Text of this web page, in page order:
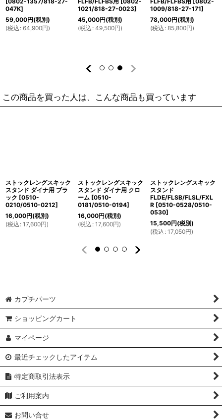
047K]
59,000円(税別)
(税込 : 64,900円)
1021/818-27-0023]
45,000円(税別)
(税込 : 49,500円)
1009/818-27-171]
78,000円(税別)
(税込 : 85,800円)
この商品を買った人は、こんな商品も買っています
ストックレングスキック
スタンド ダイナ用 ブラ
ック [0510-
0210/0510-0212]
16,000円(税別)
(税込 : 17,600円)
ストックレングスキック
スタンド ダイナ用 クロ
ーム [0510-
0181/0510-0194]
16,000円(税別)
(税込 : 17,600円)
ストックレングスキック
スタンド
FLDE/FLSB/FLSL/FXL
R [0510-0528/0510-
0530]
15,500円(税別)
(税込 : 17,050円)
カプチパーツ
ショッピングカート
マイページ
最近チェックしたアイテム
特定商取引法表示
ご利用案内
お問い合せ